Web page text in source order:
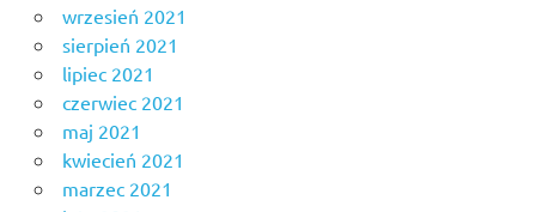
wrzesień 2021
sierpień 2021
lipiec 2021
czerwiec 2021
maj 2021
kwiecień 2021
marzec 2021